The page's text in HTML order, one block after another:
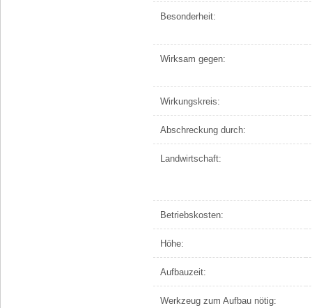
Besonderheit:
Wirksam gegen:
Wirkungskreis:
Abschreckung durch:
Landwirtschaft:
Betriebskosten:
Höhe:
Aufbauzeit:
Werkzeug zum Aufbau nötig: